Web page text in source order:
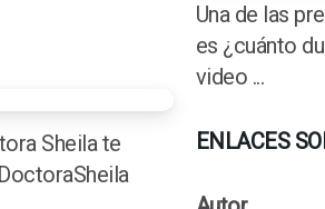
Una de las
es ¿cuánto
video ...
ENLACES
Sheila te